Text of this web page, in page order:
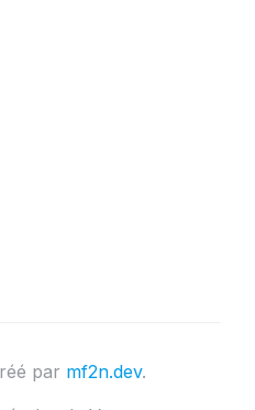
par mf2n.dev.